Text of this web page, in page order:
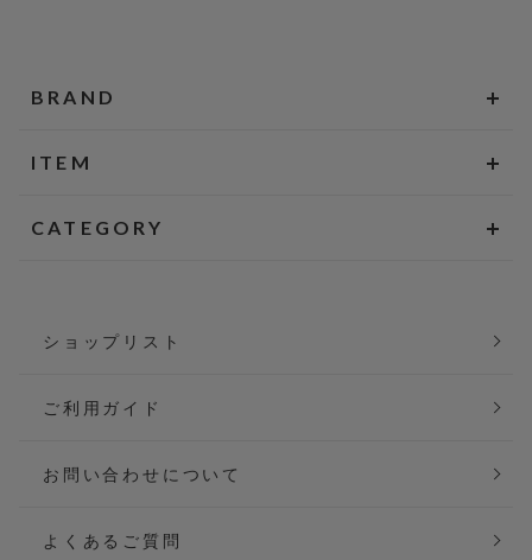
BRAND
ITEM
CATEGORY
ショップリスト
ご利用ガイド
お問い合わせについて
よくあるご質問